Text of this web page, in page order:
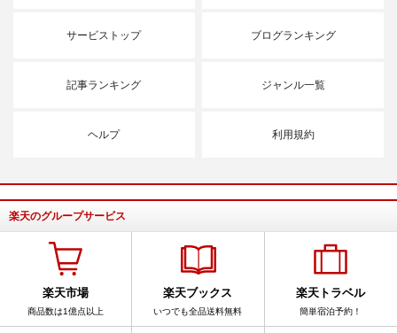
サービストップ ブログランキング
記事ランキング ジャンル一覧
ヘルプ 利用規約
楽天のグループサービス
楽天市場
商品数は1億点以上
楽天ブックス
いつでも全品送料無料
楽天トラベル
簡単宿泊予約！